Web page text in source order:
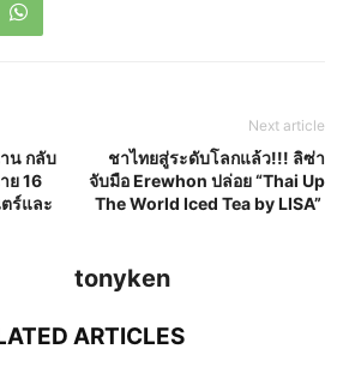
น กลับ
ย 16
ร์และ
Next article
ชาไทยสู่ระดับโลกแล้ว!!! ลิซ่า
จับมือ Erewhon ปล่อย “Thai Up
The World Iced Tea by LISA”
tonyken
ARTICLES